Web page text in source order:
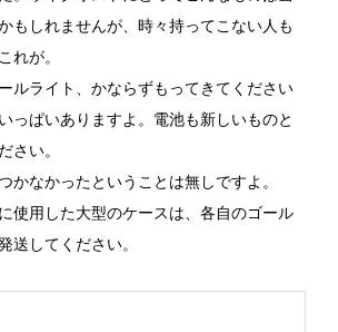
もしれませんが、時々持ってこない人も
れが。
ルライト、かならずもってきてください
っぱいありますよ。電池も新しいものと
さい。
かなかったということは無しですよ。
使用した大型のケースは、各自のゴール
送してください。